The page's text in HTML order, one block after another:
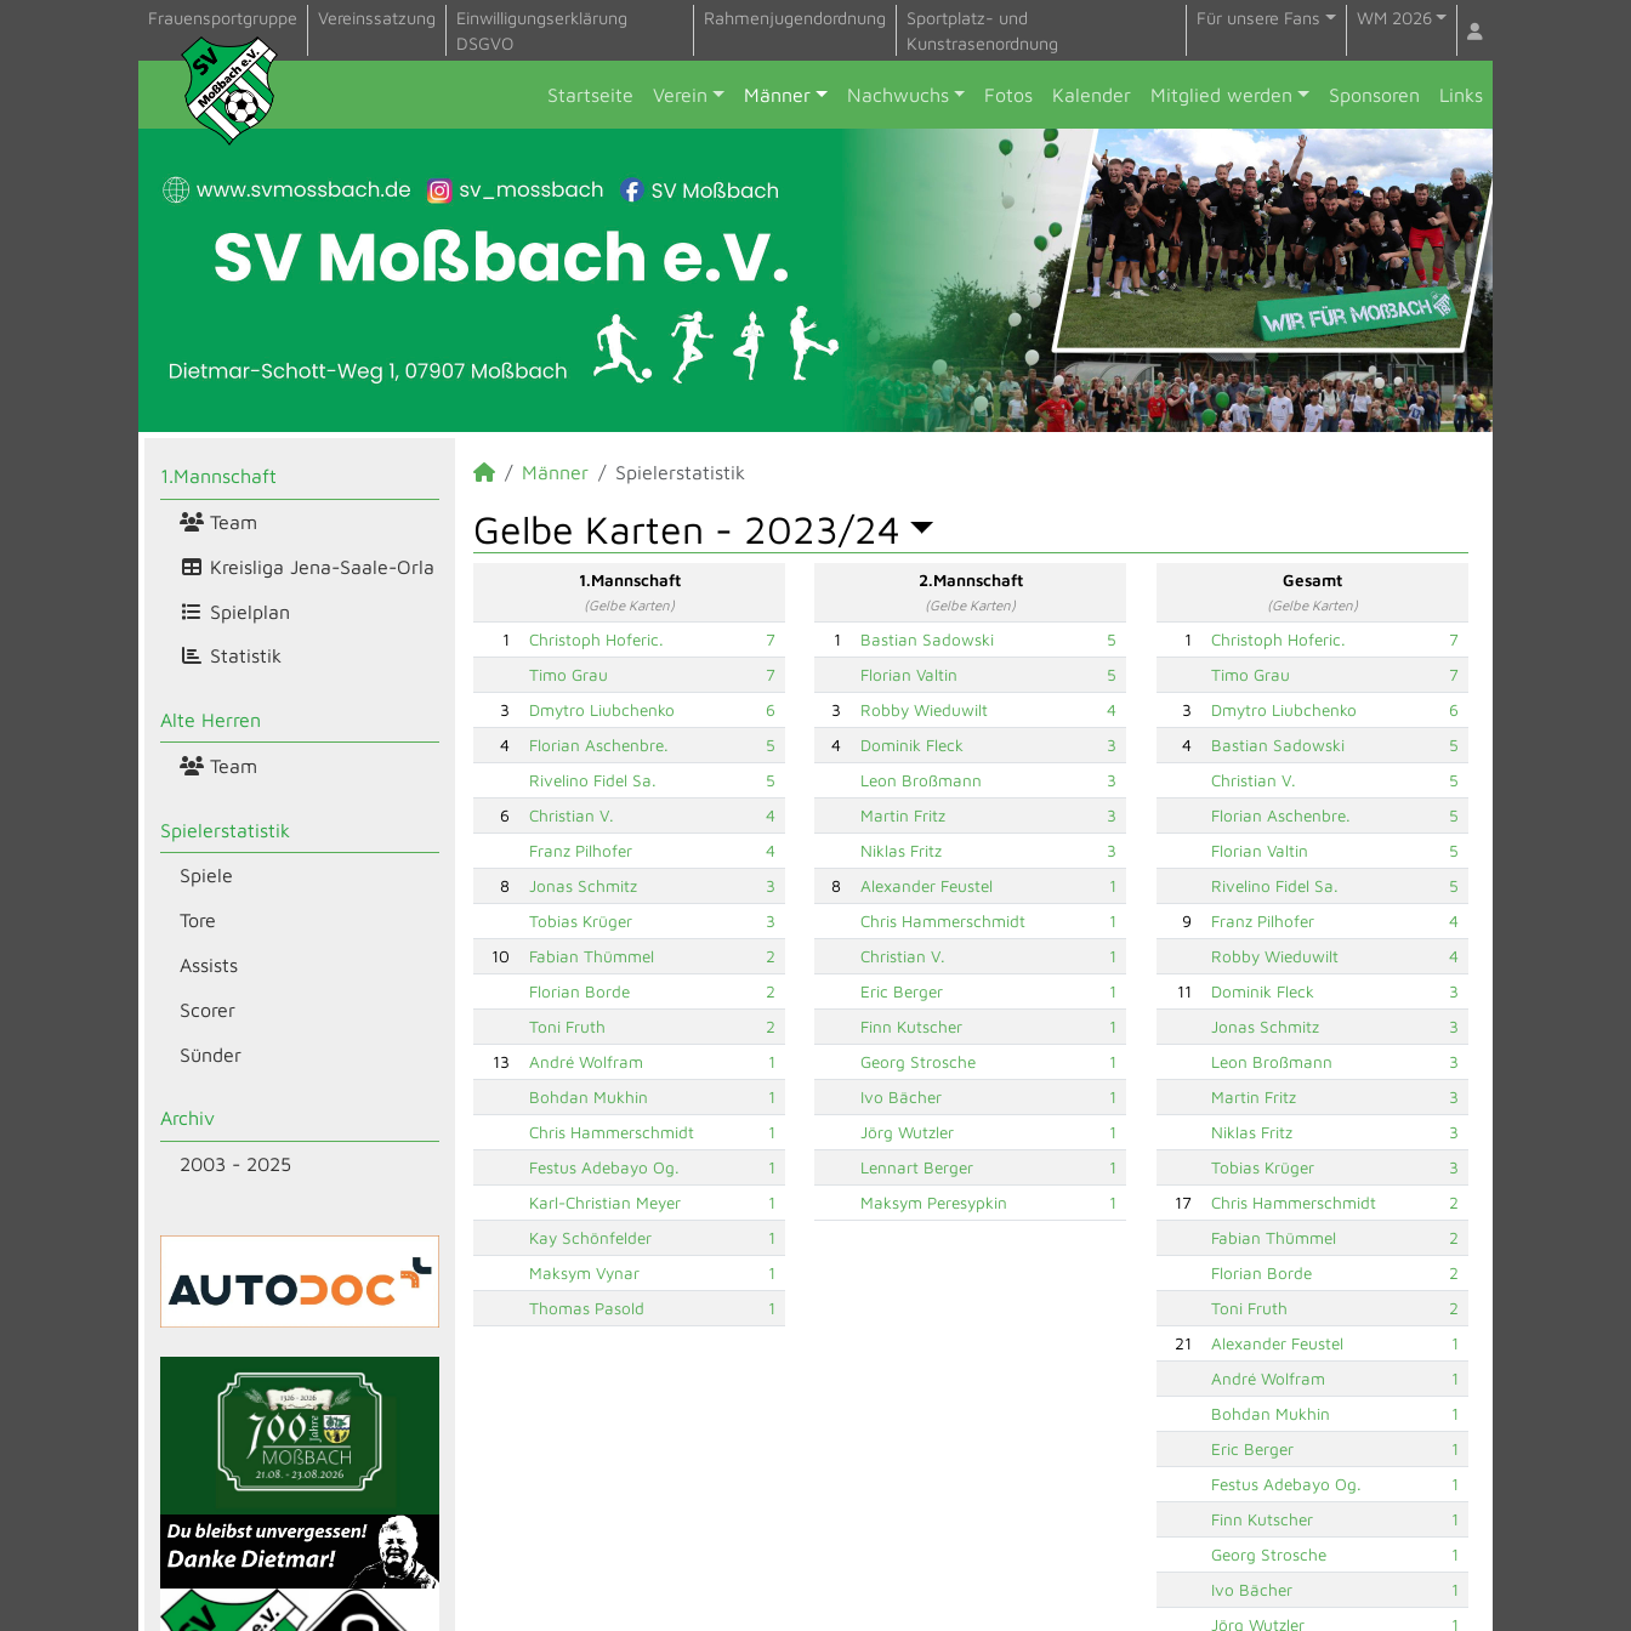
Frauensportgruppe Vereinssatzung
Einwilligungserklärung
DSGVO
Rahmenjugendordnung
Sportplatz- und
Kunstrasenordnung
Für unsere Fans WM 2026
Startseite Verein Männer Nachwuchs Fotos Kalender Mitglied werden Sponsoren Links
1.Mannschaft
Team
Kreisliga Jena-Saale-Orla
Spielplan
Statistik
Alte Herren
Team
Spielerstatistik
Spiele
Tore
Assists
Scorer
Sünder
Archiv
2003 - 2025
Männer Spielerstatistik
Gelbe Karten - 2023/24
1.Mannschaft
(Gelbe Karten)
1 Christoph Hoferic.
7
Timo Grau
7
3
Dmytro Liubchenko
6
4
Florian Aschenbre.
5
Rivelino Fidel Sa.
5
6
Christian V.
4
Franz Pilhofer
4
8
Jonas Schmitz
3
Tobias Krüger
3
10
Fabian Thümmel
2
Florian Borde
2
Toni Fruth
2
13
André Wolfram
1
Bohdan Mukhin
1
Chris Hammerschmidt
1
Festus Adebayo Og.
1
Karl-Christian Meyer
1
Kay Schönfelder
1
Maksym Vynar
1
Thomas Pasold
1
2.Mannschaft
(Gelbe Karten)
1 Bastian Sadowski
5
Florian Valtin
5
3
Robby Wieduwilt
4
4
Dominik Fleck
3
Leon Broßmann
3
Martin Fritz
3
Niklas Fritz
3
8
Alexander Feustel
1
Chris Hammerschmidt
1
Christian V.
1
Eric Berger
1
Finn Kutscher
1
Georg Strosche
1
Ivo Bächer
1
Jörg Wutzler
1
Lennart Berger
1
Maksym Peresypkin
1
Gesamt
(Gelbe Karten)
1 Christoph Hoferic.
7
Timo Grau
7
3
Dmytro Liubchenko
6
4
Bastian Sadowski
5
Christian V.
5
Florian Aschenbre.
5
Florian Valtin
5
Rivelino Fidel Sa.
5
9
Franz Pilhofer
4
Robby Wieduwilt
4
11
Dominik Fleck
3
Jonas Schmitz
3
Leon Broßmann
3
Martin Fritz
3
Niklas Fritz
3
Tobias Krüger
3
17
Chris Hammerschmidt
2
Fabian Thümmel
2
Florian Borde
2
Toni Fruth
2
21
Alexander Feustel
1
André Wolfram
1
Bohdan Mukhin
1
Eric Berger
1
Festus Adebayo Og.
1
Finn Kutscher
1
Georg Strosche
1
Ivo Bächer
1
Jörg Wutzler
1